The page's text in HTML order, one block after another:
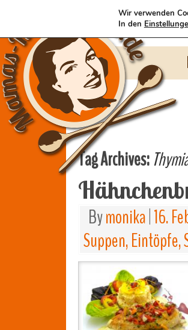
Tag Archives:
Bymonika 16.
Suppen, Eintöpfe,
Wir verwenden
In den